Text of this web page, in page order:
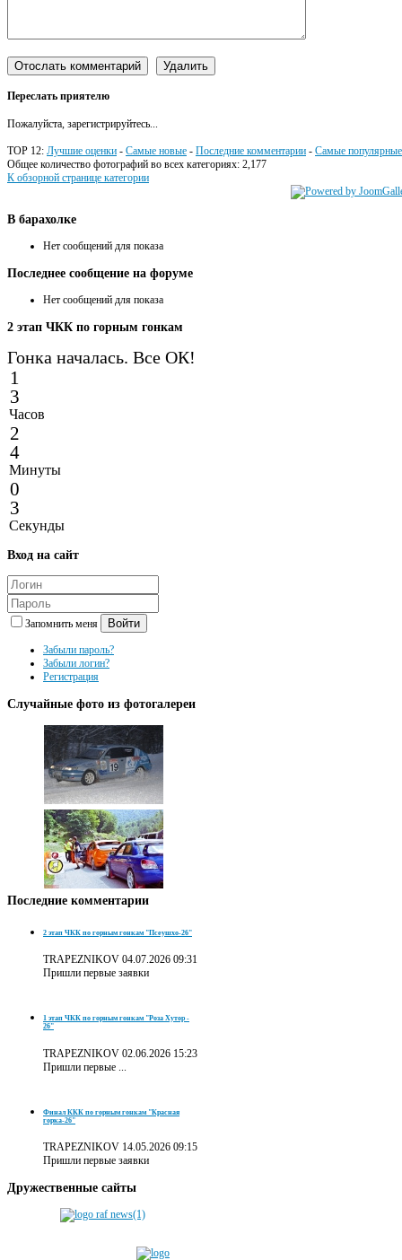
Переслать приятелю
Пожалуйста, зарегистрируйтесь...
TOP 12: Лучшие оценки - Самые новые - Последние комментарии - Самые популярные
Общее количество фотографий во всех категориях: 2,177
К обзорной странице категории
В барахолке
Нет сообщений для показа
Последнее сообщение на форуме
Нет сообщений для показа
2 этап ЧКК по горным гонкам
Гонка началась. Все ОК!
1
3
Часов
2
4
Минуты
0
3
Секунды
Вход на сайт
Запомнить меня Войти
Забыли пароль?
Забыли логин?
Регистрация
Случайные фото из фотогалереи
Последние комментарии
2 этап ЧКК по горным гонкам "Псеушхо-26"
TRAPEZNIKOV 04.07.2026 09:31
Пришли первые заявки
1 этап ЧКК по горным гонкам "Роза Хутор -
26"
TRAPEZNIKOV 02.06.2026 15:23
Пришли первые ...
Финал ККК по горным гонкам "Красная
горка-26"
TRAPEZNIKOV 14.05.2026 09:15
Пришли первые заявки
Дружественные сайты